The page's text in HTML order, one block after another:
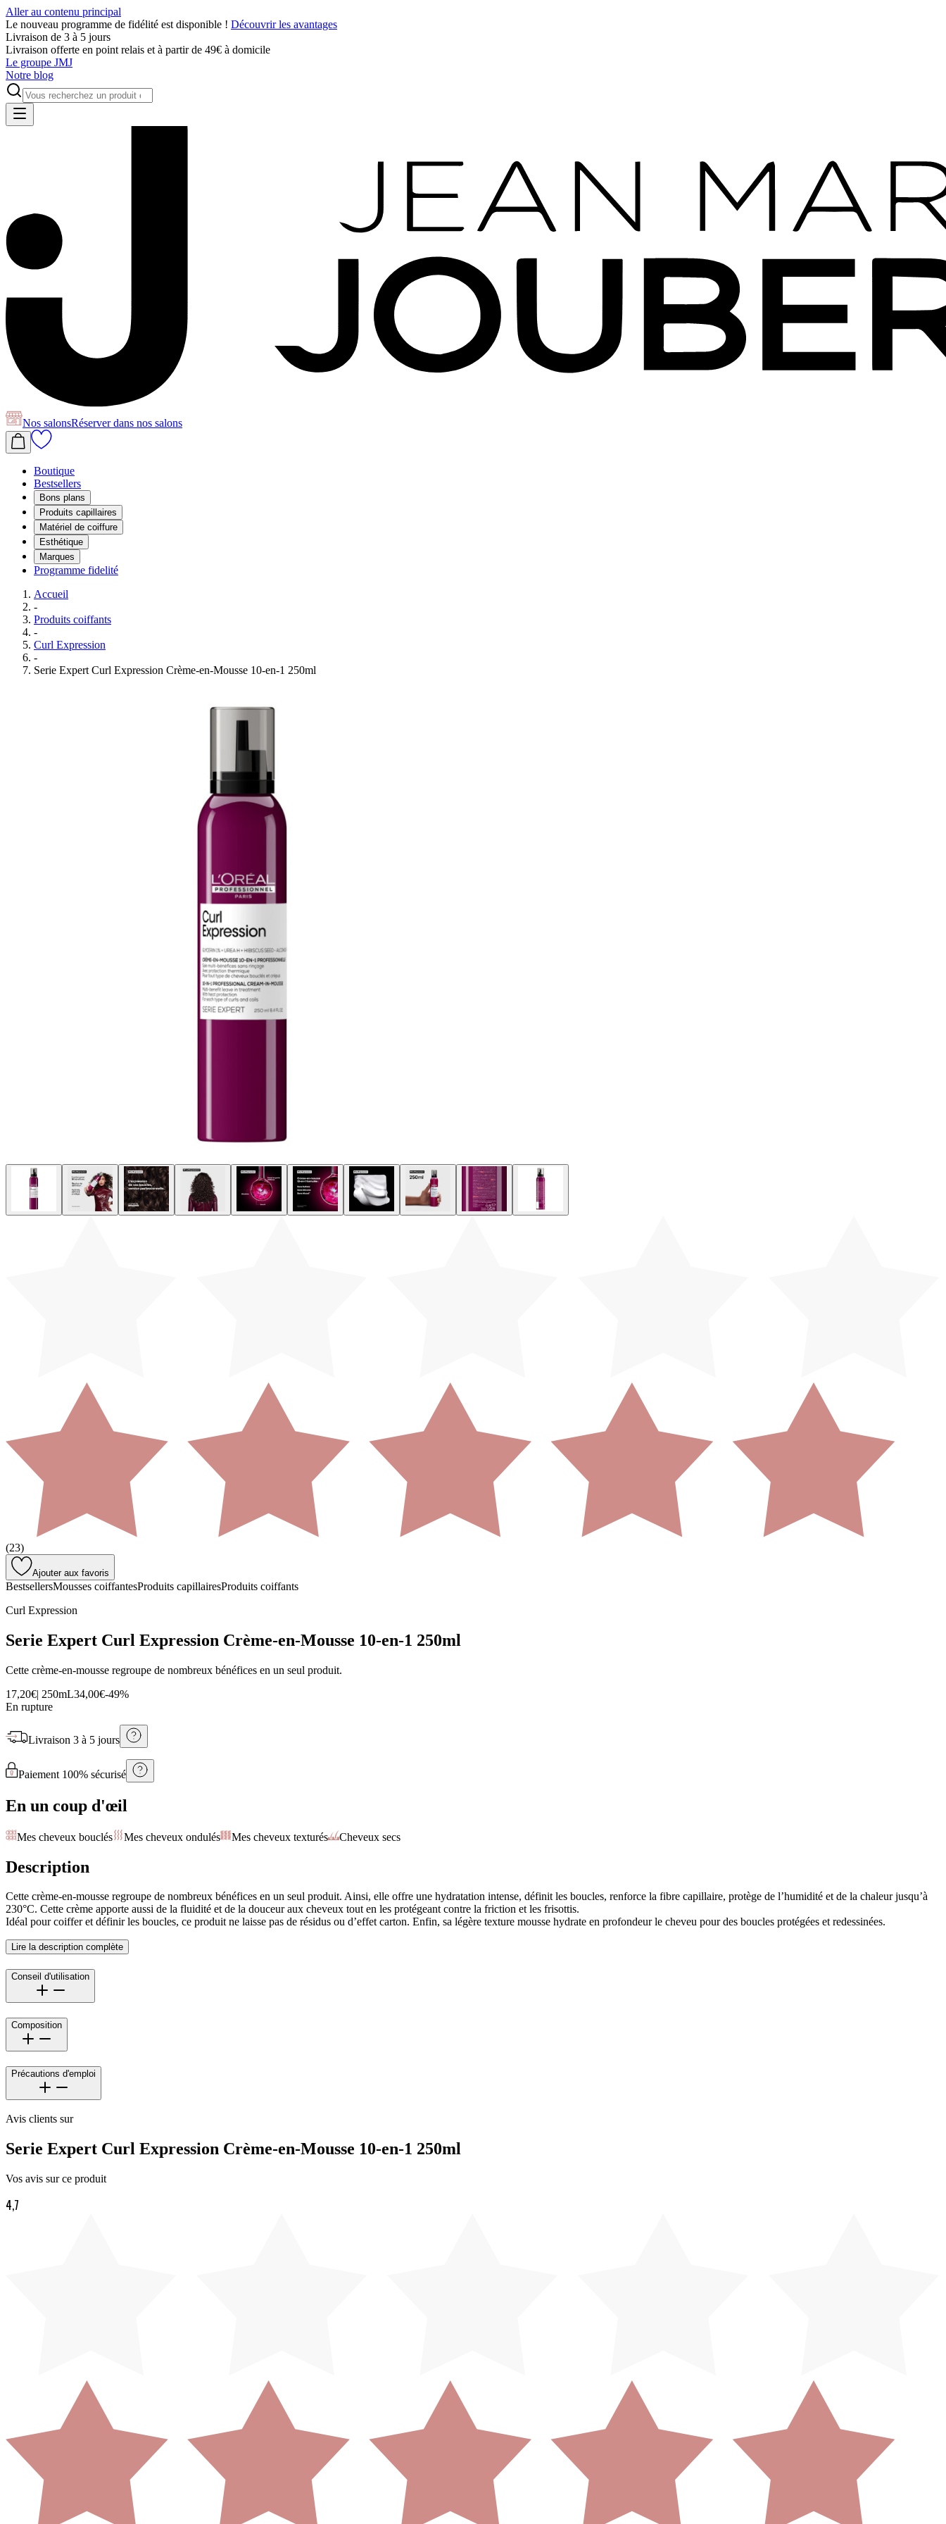
Aller au contenu principal
Le nouveau programme de fidélité est disponible ! Découvrir les avantages
Livraison de 3 à 5 jours
Livraison offerte en point relais et à partir de 49€ à domicile
Le groupe JMJ
Notre blog
Nos salonsRéserverdans nos salons
Boutique
Bestsellers
Bons plans
Produits capillaires
Matériel de coiffure
Esthétique
Marques
Programme fidelité
Accueil
-
Produits coiffants
-
Curl Expression
-
Serie Expert Curl Expression Crème-en-Mousse 10-en-1 250ml
(23)
Ajouter aux favoris
BestsellersMousses coiffantesProduits capillairesProduits coiffants
Curl Expression
Serie Expert Curl Expression Crème-en-Mousse 10-en-1 250ml
Cette crème-en-mousse regroupe de nombreux bénéfices en un seul produit.
17,20€| 250mL34,00€-49%
En rupture
Livraison 3 à 5 jours
Paiement 100% sécurisé
En un coup d'œil
Mes cheveux bouclés Mes cheveux ondulés Mes cheveux texturés Cheveux secs
Description
Cette crème-en-mousse regroupe de nombreux bénéfices en un seul produit. Ainsi, elle offre une hydratation intense, définit les boucles, renforce la fibre capillaire, protège de l’humidité et de la chaleur jusqu’à
230°C. Cette crème apporte aussi de la fluidité et de la douceur aux cheveux tout en les protégeant contre la friction et les frisottis.
Idéal pour coiffer et définir les boucles, ce produit ne laisse pas de résidus ou d’effet carton. Enfin, sa légère texture mousse hydrate en profondeur le cheveu pour des boucles protégées et redessinées.
Lire la description complète
Conseil d'utilisation
Composition
Précautions d'emploi
Avis clients sur
Serie Expert Curl Expression Crème-en-Mousse 10-en-1 250ml
Vos avis sur ce produit
4,7